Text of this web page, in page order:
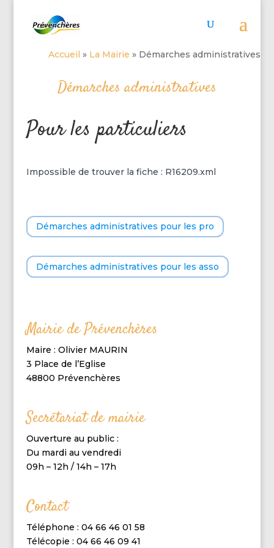
Accueil » La Mairie » Démarches administratives
Démarches administratives
Pour les particuliers
Impossible de trouver la fiche : R16209.xml
Démarches administratives pour les pro
Démarches administratives pour les asso
Mairie de Prévenchères
Maire : Olivier MAURIN
3 Place de l’Eglise
48800 Prévenchères
Secrétariat de mairie
Ouverture au public :
Du mardi au vendredi
09h – 12h / 14h – 17h
Contact
Téléphone : 04 66 46 01 58
Télécopie : 04 66 46 09 41